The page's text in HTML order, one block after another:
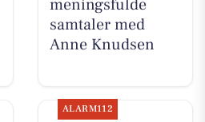
meningsfulde
samtaler med
Anne Knudsen
ALARM112